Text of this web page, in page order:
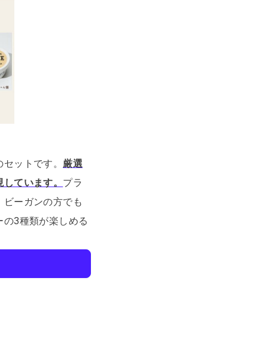
ットです。 厳選
ています。 プラ
ーガンの方でも
3種類が楽しめる